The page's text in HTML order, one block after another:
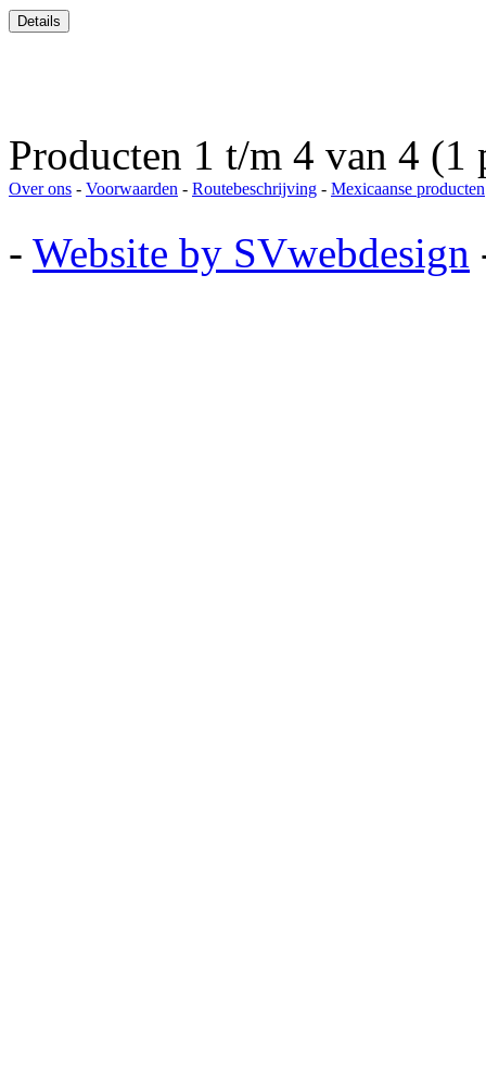
Producten 1 t/m 4 van 4 (1
Over ons - Voorwaarden - Routebeschrijving - Mexicaanse producten
- Website by SVwebdesign